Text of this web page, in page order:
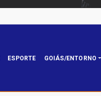
ESPORTE GOIÁS/ENTORNO